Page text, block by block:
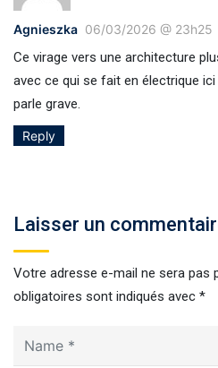
Agnieszka 06/03/2026 @ 23h25
Ce virage vers une architecture
avec ce qui se fait en électrique
parle grave.
Reply
Laisser un
Votre adresse e-mail ne sera pas
obligatoires sont indiqués avec *